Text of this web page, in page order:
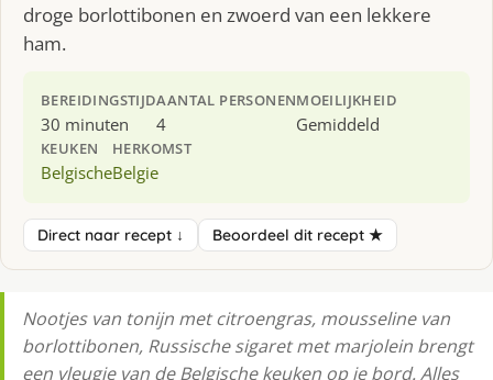
droge borlottibonen en zwoerd van een lekkere
ham.
BEREIDINGSTIJD
30 minuten
AANTAL PERSONEN
4
MOEILIJKHEID
Gemiddeld
KEUKEN
Belgische
HERKOMST
Belgie
Direct naar recept ↓ Beoordeel dit recept ★
Nootjes van tonijn met citroengras, mousseline van
borlottibonen, Russische sigaret met marjolein brengt
een vleugje van de Belgische keuken op je bord. Alles